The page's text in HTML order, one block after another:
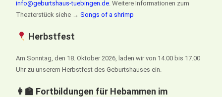
info@geburtshaus-tuebingen.de . Weitere Informationen zum
Theaterstück siehe →Songs of a shrimp
Herbstfest
Am Sonntag, den 18. Oktober 2026, laden wir von 14.00 bis 17.00
Uhr zu unserem Herbstfest des Geburtshauses ein.
👩‍🏫 Fortbildungen für Hebammen im